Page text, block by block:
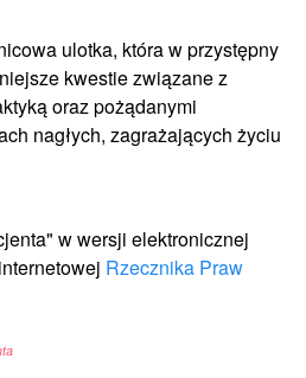
ulotka, która w przystępny
kwestie związane z
oraz pożądanymi
nagłych, zagrażających życiu
w wersji elektronicznej
Rzecznika Praw